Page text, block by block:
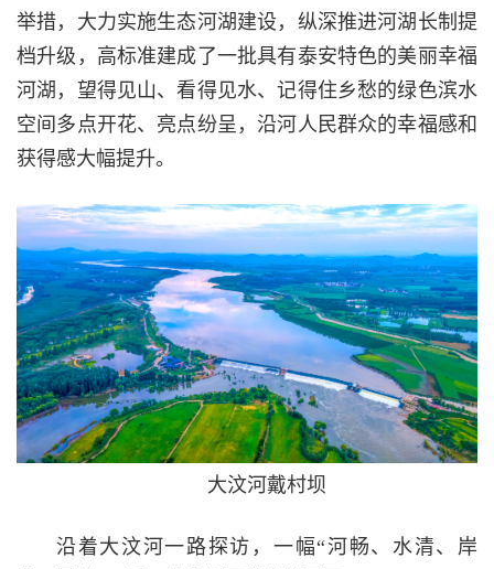
举措，大力实施生态河湖建设，纵深推进河湖长制提
档升级，高标准建成了一批具有泰安特色的美丽幸福
河湖，望得见山、看得见水、记得住乡愁的绿色滨水
空间多点开花、亮点纷呈，沿河人民群众的幸福感和
获得感大幅提升。
大汶河戴村坝
沿着大汶河一路探访，一幅“河畅、水清、岸